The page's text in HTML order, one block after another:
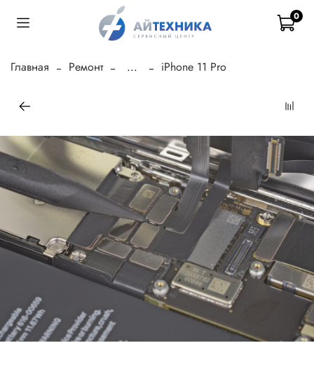
0
Главная Ремонт ... iPhone 11 Pro